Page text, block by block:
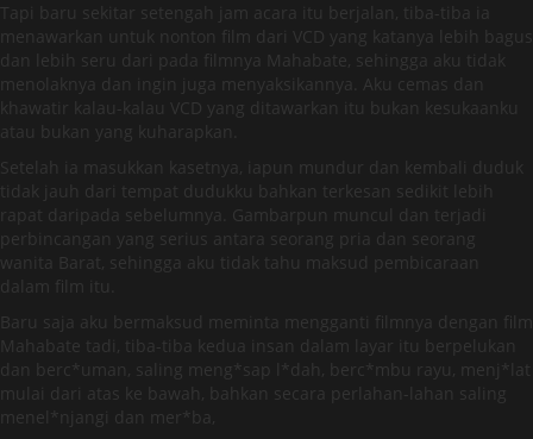
Tapi baru sekitar setengah jam acara itu berjalan, tiba-tiba ia
menawarkan untuk nonton film dari VCD yang katanya lebih bagus
dan lebih seru dari pada filmnya Mahabate, sehingga aku tidak
menolaknya dan ingin juga menyaksikannya. Aku cemas dan
khawatir kalau-kalau VCD yang ditawarkan itu bukan kesukaanku
atau bukan yang kuharapkan.
Setelah ia masukkan kasetnya, iapun mundur dan kembali duduk
tidak jauh dari tempat dudukku bahkan terkesan sedikit lebih
rapat daripada sebelumnya. Gambarpun muncul dan terjadi
perbincangan yang serius antara seorang pria dan seorang
wanita Barat, sehingga aku tidak tahu maksud pembicaraan
dalam film itu.
Baru saja aku bermaksud meminta mengganti filmnya dengan film
Mahabate tadi, tiba-tiba kedua insan dalam layar itu berpelukan
dan berc*uman, saling meng*sap l*dah, berc*mbu rayu, menj*lat
mulai dari atas ke bawah, bahkan secara perlahan-lahan saling
menel*njangi dan mer*ba,